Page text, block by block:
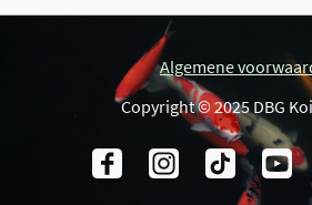
Algemene
Copyright © 2025 DBG